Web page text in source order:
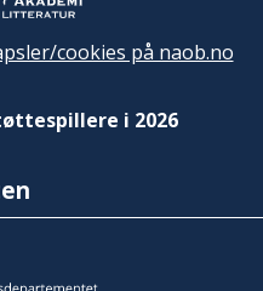
cookies på naob.no
i 2026